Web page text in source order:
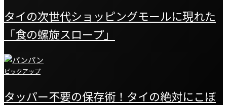
タイの次世代ショッピングモールに現れた
「食の螺旋スロープ」
ピックアップ
タッパー不要の保存術！タイの絶対にこぼ